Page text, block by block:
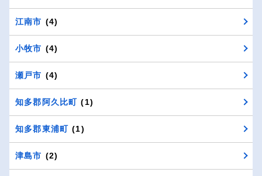
江南市 (4)
小牧市 (4)
瀬戸市 (4)
知多郡阿久比町 (1)
知多郡東浦町 (1)
津島市 (2)